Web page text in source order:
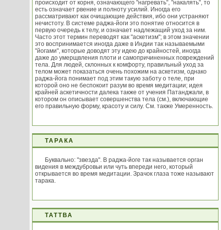
происходит от корня, означающего "нагревать", "накалять", то
есть означает рвение и полноту усилий. Иногда его
рассматривают как очищающие действия, ибо они устраняют
нечистоту. В системе раджа-йоги это понятие относится в
первую очередь к телу, и означает надлежащий уход за ним.
Часто этот термин переводят как "аскетизм"; в этом значении
это воспринимается иногда даже в Индии так называемыми
"йогами", которые доводят эту идею до крайностей, иногда
даже до умерщвления плоти и самопричиненных повреждений
тела. Для людей, склонных к комфорту, правильный уход за
телом может показаться очень похожим на аскетизм, однако
раджа-йога понимает под этим такую заботу о теле, при
которой оно не беспокоит разум во время медитации; идея
крайней аскетичности далека также от учения Патанджали, в
котором он описывает совершенства тела (см.), включающие
его правильную форму, красоту и силу. См. также Умеренность.
ТАРАКА
Буквально: "звезда". В раджа-йоге так называется орган
видения в междубровьи или чуть впереди него, который
открывается во время медитации. Зрачок глаза тоже называют
тарака.
ТАТТВА